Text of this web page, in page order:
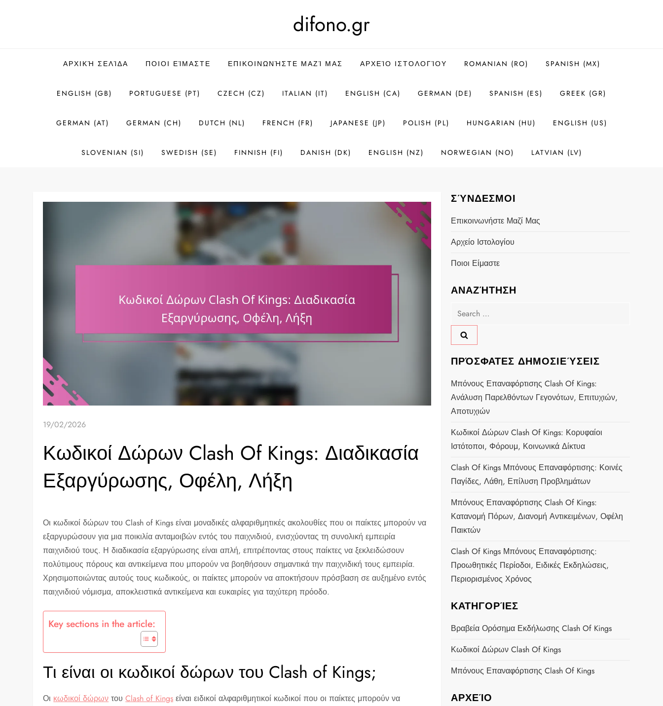
difono.gr
ΑΡΧΙΚΉ ΣΕΛΊΔΑ ΠΟΙΟΙ ΕΊΜΑΣΤΕ ΕΠΙΚΟΙΝΩΝΉΣΤΕ ΜΑΖΊ ΜΑΣ ΑΡΧΕΊΟ ΙΣΤΟΛΟΓΊΟΥ ROMANIAN (RO) SPANISH (MX)
ENGLISH (GB) PORTUGUESE (PT) CZECH (CZ) ITALIAN (IT) ENGLISH (CA) GERMAN (DE) SPANISH (ES) GREEK (GR)
GERMAN (AT) GERMAN (CH) DUTCH (NL) FRENCH (FR) JAPANESE (JP) POLISH (PL) HUNGARIAN (HU) ENGLISH (US)
SLOVENIAN (SI) SWEDISH (SE) FINNISH (FI) DANISH (DK) ENGLISH (NZ) NORWEGIAN (NO) LATVIAN (LV)
19/02/2026
Κωδικοί Δώρων Clash Of Kings: Διαδικασία
Εξαργύρωσης, Οφέλη, Λήξη
Οι κωδικοί δώρων του Clash of Kings είναι μοναδικές αλφαριθμητικές ακολουθίες που οι παίκτες μπορούν να
εξαργυρώσουν για μια ποικιλία ανταμοιβών εντός του παιχνιδιού, ενισχύοντας τη συνολική εμπειρία
παιχνιδιού τους. Η διαδικασία εξαργύρωσης είναι απλή, επιτρέποντας στους παίκτες να ξεκλειδώσουν
πολύτιμους πόρους και αντικείμενα που μπορούν να βοηθήσουν σημαντικά την παιχνιδική τους εμπειρία.
Χρησιμοποιώντας αυτούς τους κωδικούς, οι παίκτες μπορούν να αποκτήσουν πρόσβαση σε αυξημένο εντός
παιχνιδιού νόμισμα, αποκλειστικά αντικείμενα και ευκαιρίες για ταχύτερη πρόοδο.
Key sections in the article:
Τι είναι οι κωδικοί δώρων του Clash of Kings;
Οι κωδικοί δώρων τουClash of Kings είναι ειδικοί αλφαριθμητικοί κωδικοί που οι παίκτες μπορούν να
ΣΎΝΔΕΣΜΟΙ
Επικοινωνήστε Μαζί Μας
Αρχείο Ιστολογίου
Ποιοι Είμαστε
ΑΝΑΖΉΤΗΣΗ
Search
for:
ΠΡΌΣΦΑΤΕΣ ΔΗΜΟΣΙΕΎΣΕΙΣ
Μπόνους Επαναφόρτισης Clash Of Kings:
Ανάλυση Παρελθόντων Γεγονότων, Επιτυχιών,
Αποτυχιών
Κωδικοί Δώρων Clash Of Kings: Κορυφαίοι
Ιστότοποι, Φόρουμ, Κοινωνικά Δίκτυα
Clash Of Kings Μπόνους Επαναφόρτισης: Κοινές
Παγίδες, Λάθη, Επίλυση Προβλημάτων
Μπόνους Επαναφόρτισης Clash Of Kings:
Κατανομή Πόρων, Διανομή Αντικειμένων, Οφέλη
Παικτών
Clash Of Kings Μπόνους Επαναφόρτισης:
Προωθητικές Περίοδοι, Ειδικές Εκδηλώσεις,
Περιορισμένος Χρόνος
ΚΑΤΗΓΟΡΊΕΣ
Βραβεία Ορόσημα Εκδήλωσης Clash Of Kings
Κωδικοί Δώρων Clash Of Kings
Μπόνους Επαναφόρτισης Clash Of Kings
ΑΡΧΕΊΟ